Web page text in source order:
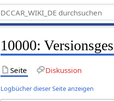
10000:
Seite Diskussion
Logbücher dieser Seite anzeigen